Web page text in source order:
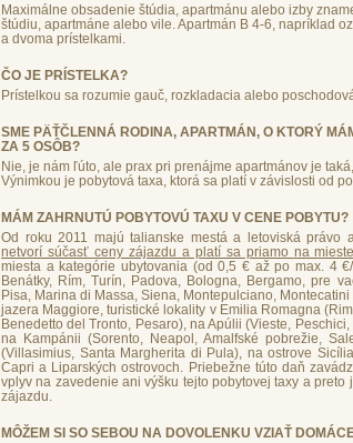
Maximálne obsadenie štúdia, apartmánu alebo izby
štúdiu, apartmáne alebo vile. Apartmán B 4-6, napríklad
a dvoma prístelkami.
ČO JE PRÍSTELKA?
Prístelkou sa rozumie gauč, rozkladacia alebo
SME PÄŤČLENNÁ RODINA, APARTMÁN, O KTORÝ
ZA 5 OSÔB?
Nie, je nám ľúto, ale prax pri prenájme apartmánov je
Výnimkou je pobytová taxa, ktorá sa platí v závislosti od
MÁM ZAHRNUTÚ POBYTOVÚ TAXU V CENE POBYTU?
Od roku 2011 majú talianske mestá a letoviská právo
netvorí súčasť ceny zájazdu a platí sa priamo na
miesta a kategórie ubytovania (od 0,5 € až po max. 4
Benátky, Rím, Turín, Padova, Bologna, Bergamo, pre
Pisa, Marina di Massa, Siena, Montepulciano,
jazera Maggiore, turistické lokality v Emilia Romagna
Benedetto del Tronto, Pesaro), na Apúlii (Vieste,
na Kampánii (Sorento, Neapol, Amalfské pobrežie,
(Villasimius, Santa Margherita di Pula), na ostrove
Capri a Liparských ostrovoch. Priebežne túto daň
vplyv na zavedenie ani výšku tejto pobytovej taxy a
zájazdu.
MÔŽEM SI SO SEBOU NA DOVOLENKU VZIAŤ